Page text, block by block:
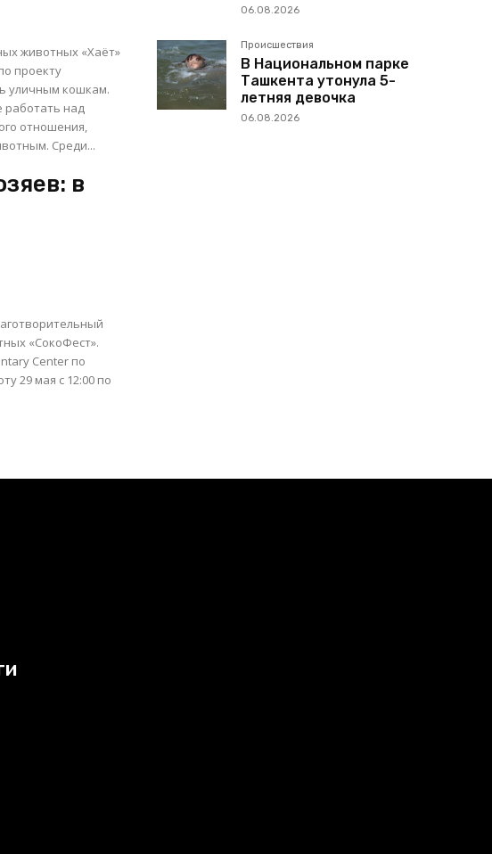
животных «Хаёт»
проекту
уличным кошкам.
работать над
отношения,
милосердия и сострадания к бездомным животным. Среди...
в
«СокоФест».
Center по
06.08.2026
Происшествия
В Национальном парке
Ташкента утонула 5-
летняя девочка
06.08.2026